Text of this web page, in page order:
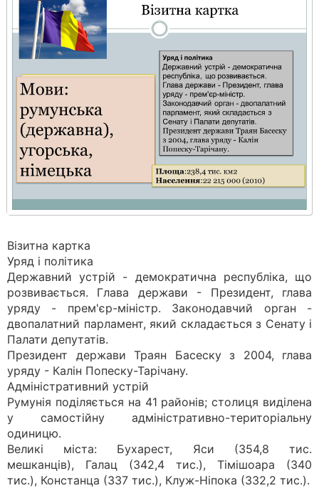
Візитна картка
Уряд і політика
Державний устрій - демократична республіка, що
розвивається. Глава держави - Президент, глава
уряду - прем'єр-міністр. Законодавчий орган -
двопалатний парламент, який складається з Сенату і
Палати депутатів.
Президент держави Траян Баcеску з 2004, глава
уряду - Калін Попеску-Тарічану.
Адміністративний устрій
Румунія поділяється на 41 районів; столиця виділена
у самостійну адміністративно-територіальну
одиницю.
Великі міста: Бухарест, Яси (354,8 тис.
мешканців), Галац (342,4 тис.), Тімішоара (340
тис.), Констанца (337 тис.), Клуж-Ніпока (332,2 тис.).